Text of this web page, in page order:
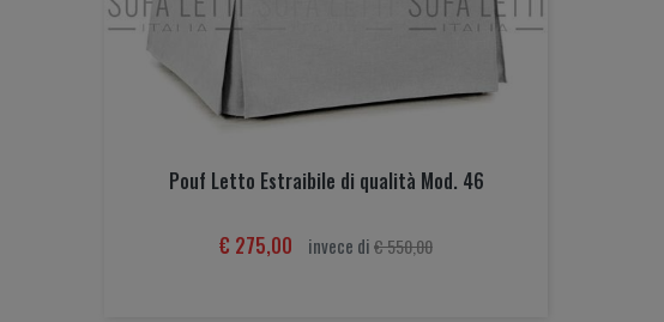
Pouf Letto Estraibile di qualità Mod. 46
€ 275,00 invece di€550,00